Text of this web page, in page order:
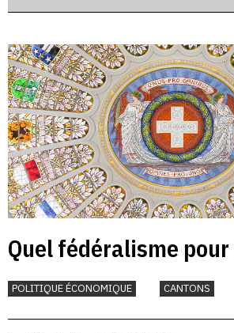
Quel fédéralisme
POLITIQUE ÉCONOMIQUE CANTONS